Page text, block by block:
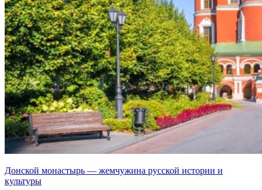
Донской монастырь — жемчужина русской истории и
культуры